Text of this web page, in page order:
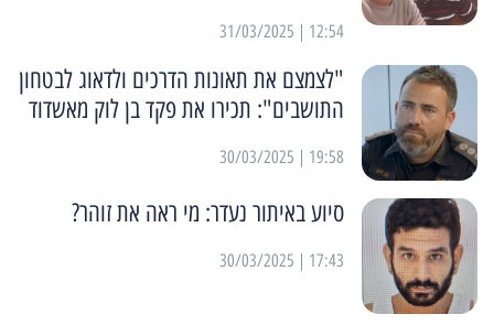
12:54 | 31/03/2025
"לצמצם את תאונות הדרכים ולדאוג לבטחון
התושבים": תכירו את פקד בן לוק מאשדוד
19:58 | 30/03/2025
סיוע באיתור נעדר: מי ראה את זוהר?
17:43 | 30/03/2025